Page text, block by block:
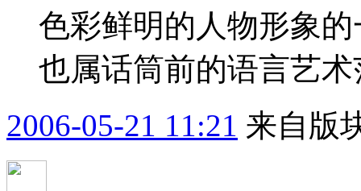
色彩鲜明的人物形
也属话筒前的语言艺
2006-05-21 11:21 来自版